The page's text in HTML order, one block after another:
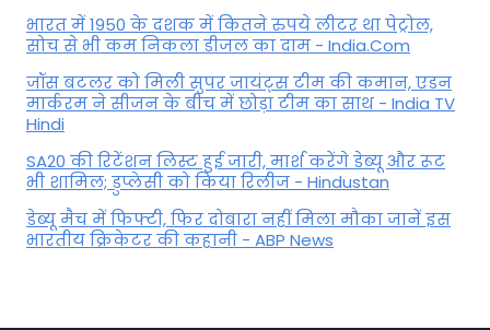
भारत में 1950 के दशक में कितने रुपये लीटर था पेट्रोल,
सोच से भी कम निकला डीजल का दाम - India.Com
जॉस बटलर को मिली सुपर जायंट्स टीम की कमान, एडन
मार्करम ने सीजन के बीच में छोड़ा टीम का साथ - India TV
Hindi
SA20 की रिटेंशन लिस्ट हुई जारी, मार्श करेंगे डेब्यू और रूट
भी शामिल; डुप्लेसी को किया रिलीज - Hindustan
डेब्यू मैच में फिफ्टी, फिर दोबारा नहीं मिला मौका जानें इस
भारतीय क्रिकेटर की कहानी - ABP News